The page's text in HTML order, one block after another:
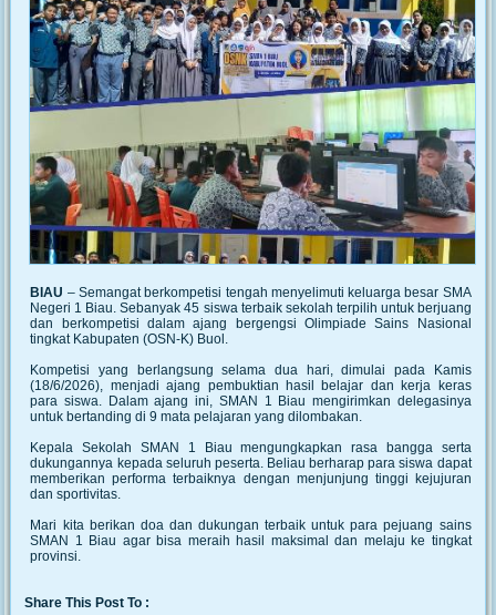
BIAU – Semangat berkompetisi tengah menyelimuti keluarga besar SMA
Negeri 1 Biau. Sebanyak 45 siswa terbaik sekolah terpilih untuk berjuang
dan berkompetisi dalam ajang bergengsi Olimpiade Sains Nasional
tingkat Kabupaten (OSN-K) Buol.
Kompetisi yang berlangsung selama dua hari, dimulai pada Kamis
(18/6/2026), menjadi ajang pembuktian hasil belajar dan kerja keras
para siswa. Dalam ajang ini, SMAN 1 Biau mengirimkan delegasinya
untuk bertanding di 9 mata pelajaran yang dilombakan.
Kepala Sekolah SMAN 1 Biau mengungkapkan rasa bangga serta
dukungannya kepada seluruh peserta. Beliau berharap para siswa dapat
memberikan performa terbaiknya dengan menjunjung tinggi kejujuran
dan sportivitas.
Mari kita berikan doa dan dukungan terbaik untuk para pejuang sains
SMAN 1 Biau agar bisa meraih hasil maksimal dan melaju ke tingkat
provinsi.
Share This Post To :